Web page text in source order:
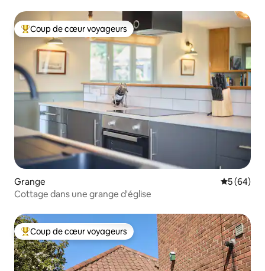
Coups de cœur voyageurs les plus appréciés
Coup de cœur voyageurs
Grange
5 (64)
Cottage dans une grange d'église
Coups de cœur voyageurs les plus appréciés
Coup de cœur voyageurs